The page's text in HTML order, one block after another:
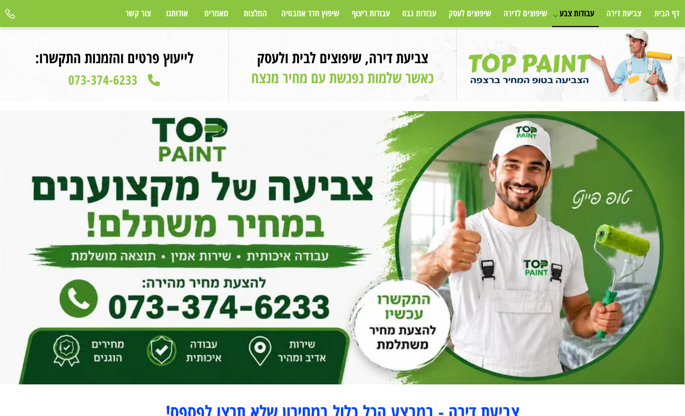
צביעת דירה, שיפוצים לבית ולעסק
כאשר שלמות נפגשת עם מחיר מנצח
לייעוץ פרטים והזמנות התקשרו:
073-374-6233
צביעת דירה עבודות צבע שיפוצים לדירה שיפוצים לעסק עבודות גבס עבודות ריצוף שיפוץ חדר אמבטיה המלצות מאמרים אודותנו צור קשר